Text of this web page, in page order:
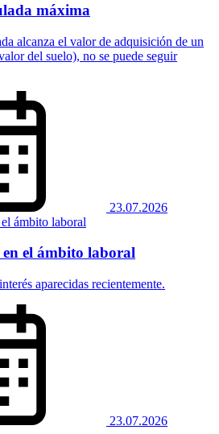
máxima
alcanza el valor de adquisición de un
del suelo), no se puede seguir
23.07.2026
en el ámbito laboral
aparecidas recientemente.
23.07.2026